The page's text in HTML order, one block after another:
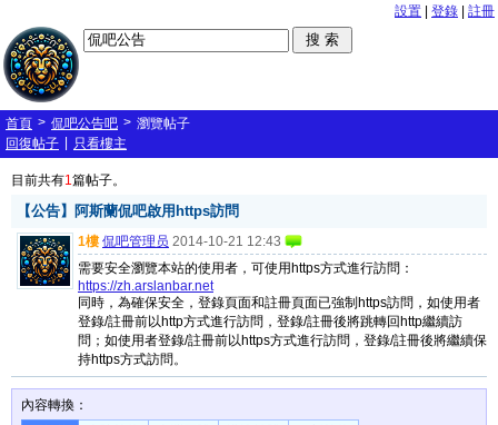
設置 登錄 註冊
首頁 > 侃吧公告吧 > 瀏覽帖子
回復帖子
只看樓主
目前共有1篇帖子。
【公告】阿斯蘭侃吧啟用https訪問
1樓 侃吧管理员 2014-10-21 12:43
需要安全瀏覽本站的使用者，可使用https方式進行訪問：
https://zh.arslanbar.net
同時，為確保安全，登錄頁面和註冊頁面已強制https訪問，如使用者
登錄/註冊前以http方式進行訪問，登錄/註冊後將跳轉回http繼續訪
問；如使用者登錄/註冊前以https方式進行訪問，登錄/註冊後將繼續保
持https方式訪問。
內容轉換：